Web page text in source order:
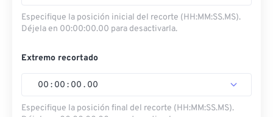
Especifique la posición inicial del recorte (HH:MM:SS.MS).
Déjela en 00:00:00.00 para desactivarla.
Extremo recortado
00 : 00 : 00 . 00
Especifique la posición final del recorte (HH:MM:SS.MS).